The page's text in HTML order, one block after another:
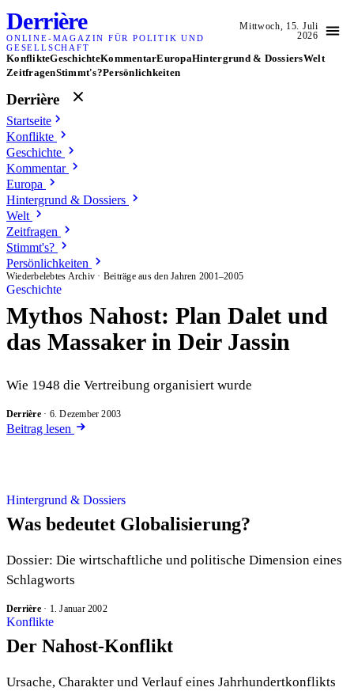
Derrière
ONLINE-MAGAZIN FÜR POLITIK UND
GESELLSCHAFT
Mittwoch, 15. Juli
2026
KonflikteGeschichteKommentarEuropaHintergrund & DossiersWelt
ZeitfragenStimmt's?Persönlichkeiten
Derrière
Startseite
Konflikte
Geschichte
Kommentar
Europa
Hintergrund & Dossiers
Welt
Zeitfragen
Stimmt's?
Persönlichkeiten
Wiederbelebtes Archiv · Beiträge aus den Jahren 2001–2005
Geschichte
Mythos Nahost: Plan Dalet und
das Massaker in Deir Jassin
Wie 1948 die Vertreibung organisiert wurde
Derrière · 6. Dezember 2003
Beitrag lesen
Hintergrund & Dossiers
Was bedeutet Globalisierung?
Dossier: Die wirtschaftliche und politische Dimension eines
Schlagworts
Derrière · 1. Januar 2002
Konflikte
Der Nahost-Konflikt
Ursache, Charakter und Verlauf eines Jahrhundertkonflikts